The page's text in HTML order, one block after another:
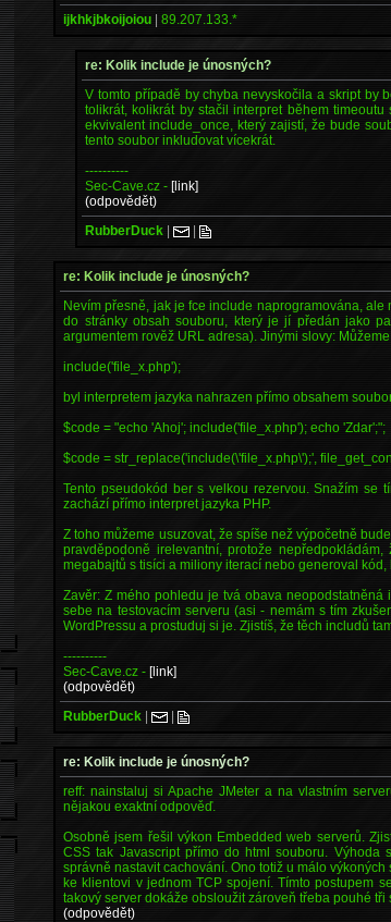
ijkhkjbkoijoiou |89.207.133.*
re: Kolik include je únosných?
V tomto případě by chyba nevyskočila a skript by
tolikrát, kolikrát by stačil interpret během
ekvivalent include_once, který zajistí, že bude
tento soubor inkludovat vícekrát.
----------
Sec-Cave.cz -[link]
(odpovědět)
RubberDuck | |
re: Kolik include je únosných?
Nevím přesně, jak je fce include naprogramována,
do stránky obsah souboru, který je jí předán jako
argumentem rověž URL adresa). Jinými slovy:
include('file_x.php');
byl interpretem jazyka nahrazen přímo obsahem
$code = "echo 'Ahoj'; include('file_x.php'); echo 'Zdar';";
$code = str_replace('include(\'file_x.php\');',
Tento pseudokód ber s velkou rezervou. Snažím se
zachází přímo interpret jazyka PHP.
Z toho můžeme usuzovat, že spíše než výpočetně
pravděpodoně irelevantní, protože
megabajtů s tisíci a miliony iterací nebo generoval
Zavěr: Z mého pohledu je tvá obava
sebe na testovacím serveru (asi - nemám s tím
WordPressu a prostuduj si je. Zjistíš, že těch includů
----------
Sec-Cave.cz -[link]
(odpovědět)
RubberDuck | |
re: Kolik include je únosných?
reff: nainstaluj si Apache JMeter a na vlastním
nějakou exaktní odpověď.
Osobně jsem řešil výkon Embedded web serverů.
CSS tak Javascript přímo do html souboru.
správně nastavit cachování. Ono totiž u málo
ke klientovi v jednom TCP spojení. Tímto postupem
takový server dokáže obsloužit zároveň třeba pouhé tři
(odpovědět)